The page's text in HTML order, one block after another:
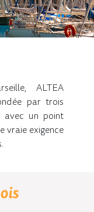
ALTEA
par trois
avec un point
vraie exigence